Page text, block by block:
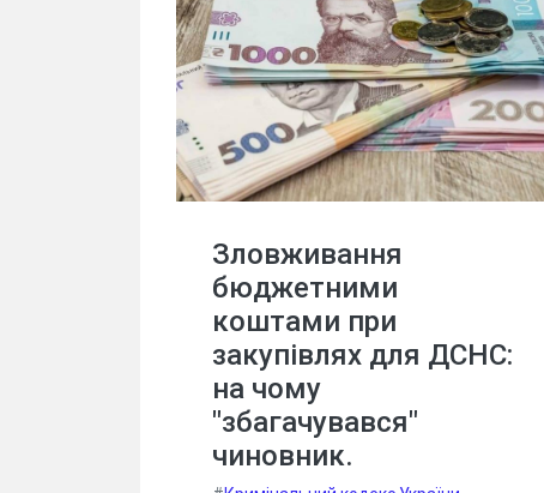
Зловживання
бюджетними
коштами при
закупівлях для ДСНС:
на чому
"збагачувався"
чиновник.